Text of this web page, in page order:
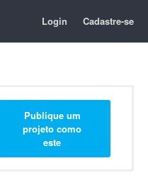
Login Cadastre-se
Publique um
projeto como
este